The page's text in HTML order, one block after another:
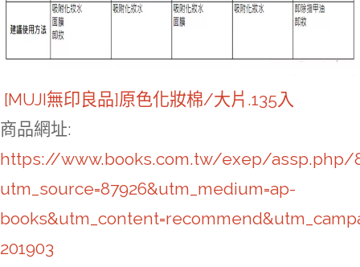
[MUJI無印良品]原色化妝棉/大片.135入
商品網址:
https://www.books.com.tw/exep/assp.php/
utm_source=87926&utm_medium=ap-
201903